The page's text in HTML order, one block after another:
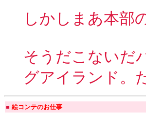
しかしまあ本部
そうだこないだ
グアイランド。
■ 絵コンテのお仕事